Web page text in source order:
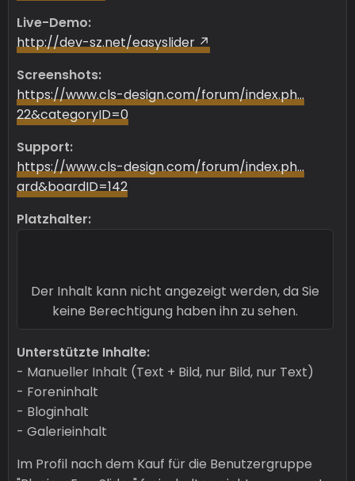
Live-Demo:
http://dev-sz.net/easyslider
Screenshots:
https://www.cls-design.com/forum/index.ph…
22&categoryID=0
Support:
https://www.cls-design.com/forum/index.ph…
ard&boardID=142
Platzhalter:
Der Inhalt kann nicht angezeigt werden, da Sie
keine Berechtigung haben ihn zu sehen.
Unterstützte Inhalte:
- Manueller Inhalt (Text + Bild, nur Bild, nur Text)
- Foreninhalt
- Bloginhalt
- Galerieinhalt
Im Profil nach dem Kauf für die Benutzergruppe